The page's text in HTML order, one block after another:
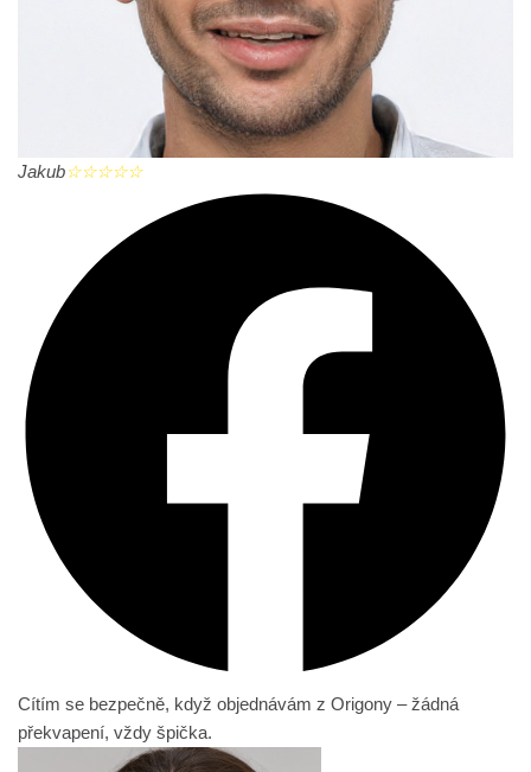
Jakub☆☆☆☆☆
Cítím se bezpečně, když objednávám z Origony – žádná
překvapení, vždy špička.